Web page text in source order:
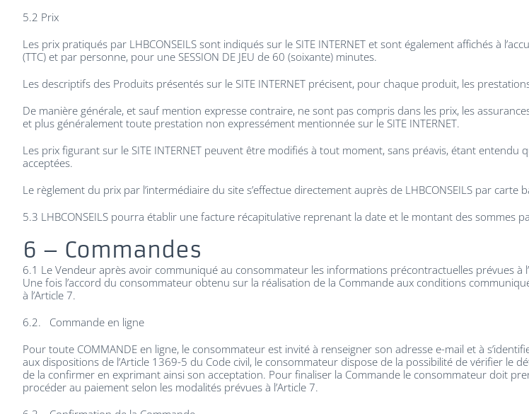
5.2 Prix
Les prix pratiqués par LHBCONSEILS sont indiqués sur le SITE INTERNET et sont également affichés à
(TTC) et par personne, pour une SESSION DE JEU de 60 (soixante) minutes.
Les descriptifs des Produits présentés sur le SITE INTERNET précisent, pour chaque produit, les
De manière générale, et sauf mention expresse contraire, ne sont pas compris dans les prix, les
et plus généralement toute prestation non expressément mentionnée sur le SITE INTERNET.
Les prix figurant sur le SITE INTERNET peuvent être modifiés à tout moment, sans préavis, étant
acceptées.
Le règlement du prix par l’intermédiaire du site s’effectue directement auprès de LHBCONSEILS par carte
5.3 LHBCONSEILS pourra établir une facture récapitulative reprenant la date et le montant des sommes
6 – Commandes
6.1 Le Vendeur après avoir communiqué au consommateur les informations précontractuelles prévues à
Une fois l’accord du consommateur obtenu sur la réalisation de la Commande aux conditions
à l’Article 7.
6.2. Commande en ligne
Pour toute COMMANDE en ligne, le consommateur est invité à renseigner son adresse e-mail et à
aux dispositions de l’Article 1369-5 du Code civil, le consommateur dispose de la possibilité de vérifier le
de la confirmer en exprimant ainsi son acceptation. Pour finaliser la Commande le consommateur doit
procéder au paiement selon les modalités prévues à l’Article 7.